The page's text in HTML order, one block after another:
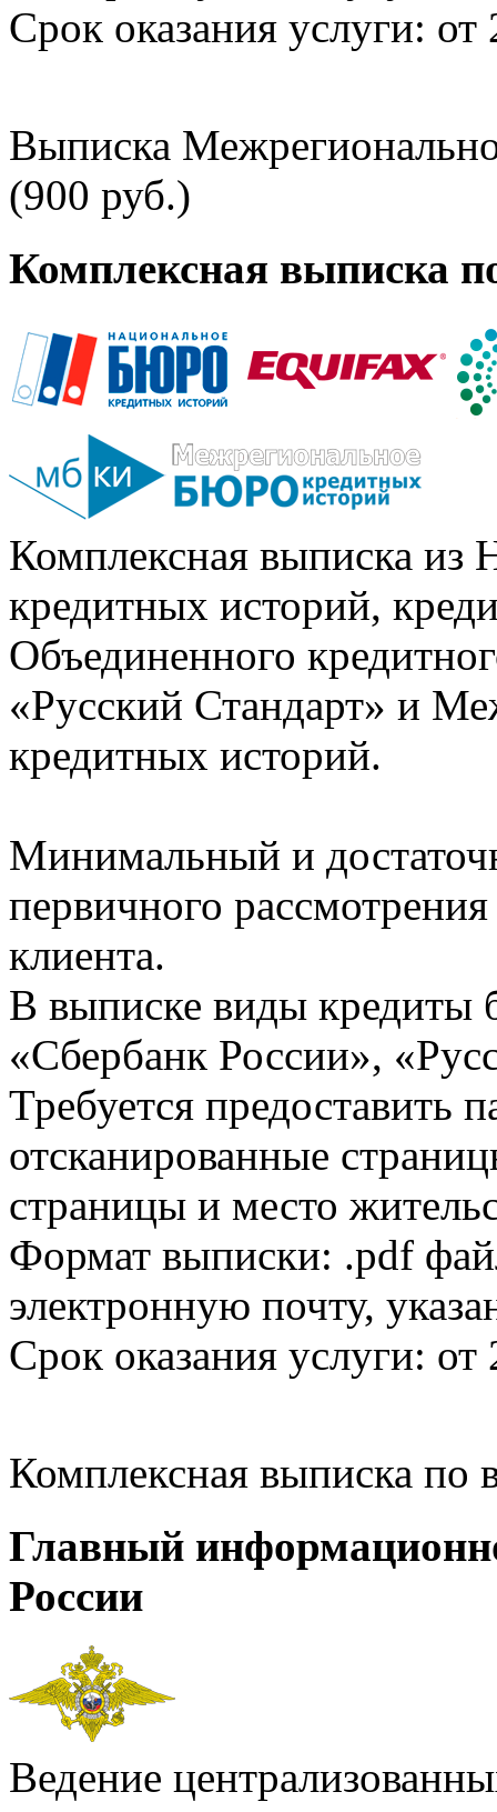
Срок оказания услуги: от
Выписка
(900 руб.)
Комплексная выписка
Комплексная выписка из
кредитных историй,
Объединенного
«Русский Стандарт» и
кредитных историй.
Минимальный и
первичного
клиента.
В выписке виды кредиты
«Сбербанк России»,
Требуется предоставить
отсканированные
страницы и место
Формат выписки: .pdf
электронную почту,
Срок оказания услуги: от
Комплексная выписка
Главный
России
Ведение